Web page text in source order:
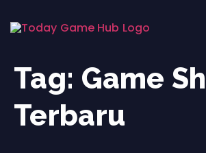
Tag: Game
Terbaru